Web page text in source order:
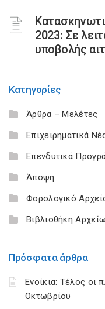
2023: Σε
υποβολής
Κατηγορίες
Άρθρα – Μελέτες
Επιχειρηματικά
Επενδυτικά
Άποψη
Φορολογικό
Βιβλιοθήκη
Πρόσφατα άρθρα
Ενοίκια: Τέλος οι
Οκτωβρίου